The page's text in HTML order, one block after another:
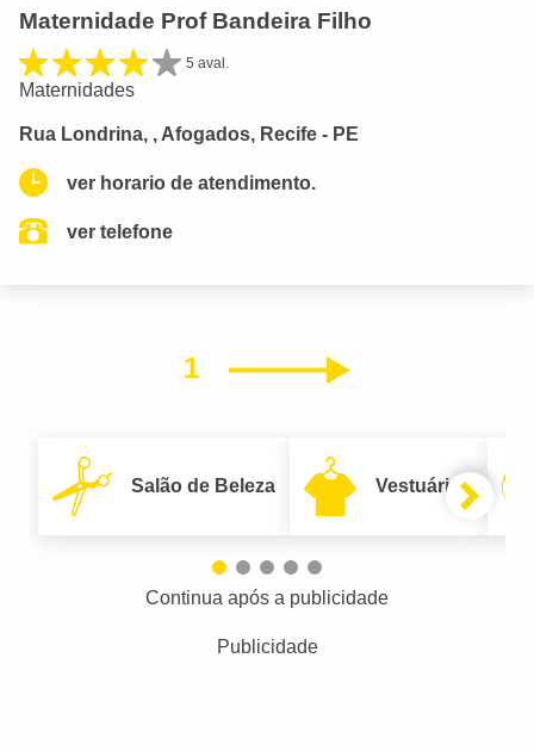
Maternidade Prof Bandeira Filho
5 aval.
Maternidades
Rua Londrina, , Afogados, Recife - PE
ver horario de atendimento.
ver telefone
1 Próximo
Salão de Beleza Vestuário
Continua após a publicidade
Publicidade